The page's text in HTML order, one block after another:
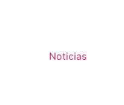
Noticias